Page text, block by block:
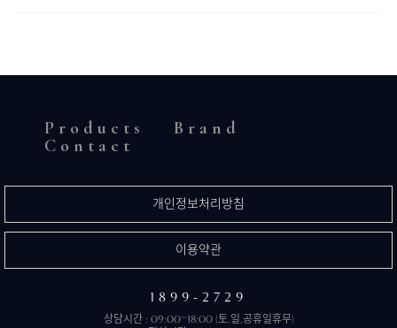
Products
Brand
Contact
개인정보처리방침
이용약관
1899-2729
상담시간 : 09:00~18:00 (토,일,공휴일휴무)